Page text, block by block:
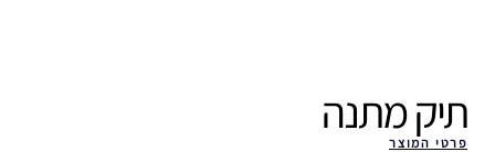
תיק מתנה ‎
פרטי המוצר